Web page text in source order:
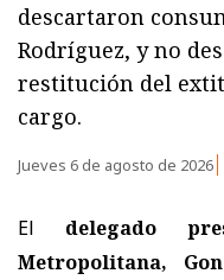
descartaron
Rodríguez, y no
restitución del
cargo.
Jueves 6 de agosto de 2026
El delegado
Metropolitana,